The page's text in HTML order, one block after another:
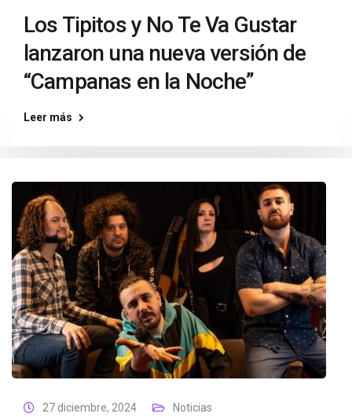
Los Tipitos y No Te Va Gustar
lanzaron una nueva versión de
“Campanas en la Noche”
Leer más
27 diciembre, 2024 Noticias